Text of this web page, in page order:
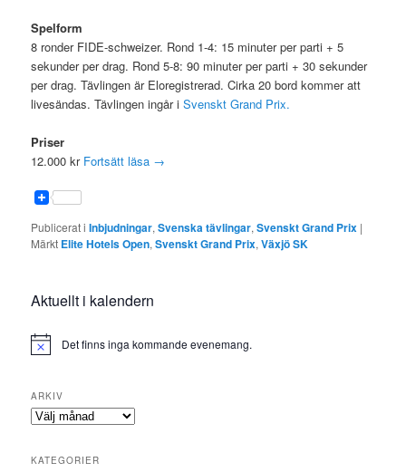
Spelform
8 ronder FIDE-schweizer. Rond 1-4: 15 minuter per parti + 5
sekunder per drag. Rond 5-8: 90 minuter per parti + 30 sekunder
per drag. Tävlingen är Eloregistrerad. Cirka 20 bord kommer att
livesändas. Tävlingen ingår iSvenskt Grand Prix.
Priser
12.000 kr Fortsätt läsa →
Publicerat i Inbjudningar,Svenska tävlingar,Svenskt Grand Prix |
Märkt Elite Hotels Open,Svenskt Grand Prix,Växjö SK
Aktuellt i kalendern
Det finns inga kommande evenemang.
ARKIV
Arkiv
KATEGORIER